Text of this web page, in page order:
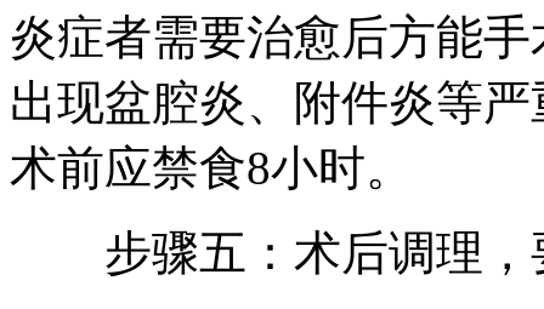
炎症者需要治愈后方能
出现盆腔炎、附件炎等
术前应禁食8小时。
步骤五：术后调理，